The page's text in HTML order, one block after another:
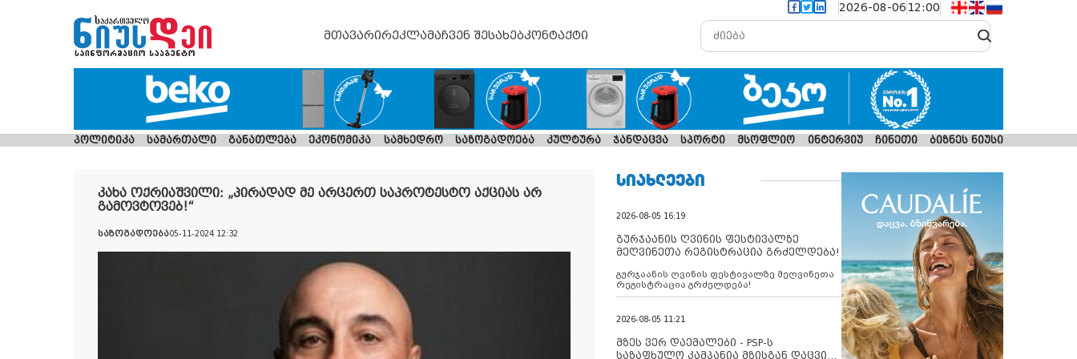
2026-08-06 12:00
მთავარირეკლამაჩვენ შესახებკონტაქტი
პოლიტიკა სამართალი განათლება ეკონომიკა სამხედრო საზოგადოება კულტურა ჯანდაცვა სპორტი მსოფლიო ინტერვიუ ჩინეთი ბიზნეს ნიუსი
კახა ოქრიაშვილი: „პირადად მე არცერთ საპროტესტო აქციას არ
გამოვტოვებ!“
საზოგადოება05-11-2024 12:32
ᲡᲘᲐᲮᲚᲔᲔᲑᲘ
2026-08-05 16:19
გურჯაანის ღვინის ფესტივალზე
მეღვინეთა რეგისტრაცია გრძელდება!
გურჯაანის ღვინის ფესტივალზე მეღვინეთა
რეგისტრაცია გრძელდება!
2026-08-05 11:21
მზეს ვერ დაემალები - PSP-ს
საზაფხულო კამპანია მზისგან დაცვის